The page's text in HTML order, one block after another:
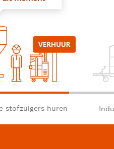
stofzuigers huren